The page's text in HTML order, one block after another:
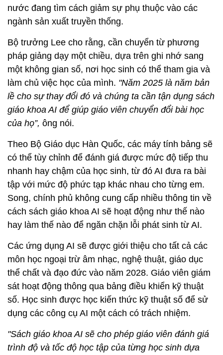
nước đang tìm cách giảm sự phụ thuộc vào các
ngành sản xuất truyền thống.
Bộ trưởng Lee cho rằng, cần chuyển từ phương
pháp giảng dạy một chiều, dựa trên ghi nhớ sang
một không gian số, nơi học sinh có thể tham gia và
làm chủ việc học của mình. "Năm 2025 là năm bản
lề cho sự thay đổi đó và chúng ta cần tận dụng sách
giáo khoa AI để giúp giáo viên chuyển đổi bài học
của họ”, ông nói.
Theo Bộ Giáo dục Hàn Quốc, các máy tính bảng sẽ
có thể tùy chỉnh để đánh giá được mức độ tiếp thu
nhanh hay chậm của học sinh, từ đó AI đưa ra bài
tập với mức độ phức tạp khác nhau cho từng em.
Song, chính phủ không cung cấp nhiều thông tin về
cách sách giáo khoa AI sẽ hoạt động như thế nào
hay làm thế nào để ngăn chặn lỗi phát sinh từ AI.
Các ứng dụng AI sẽ được giới thiệu cho tất cả các
môn học ngoại trừ âm nhạc, nghệ thuật, giáo dục
thể chất và đạo đức vào năm 2028. Giáo viên giám
sát hoạt động thông qua bảng điều khiển kỹ thuật
số. Học sinh được học kiến thức kỹ thuật số để sử
dụng các công cụ AI một cách có trách nhiệm.
"Sách giáo khoa AI sẽ cho phép giáo viên đánh giá
trình độ và tốc độ học tập của từng học sinh dựa